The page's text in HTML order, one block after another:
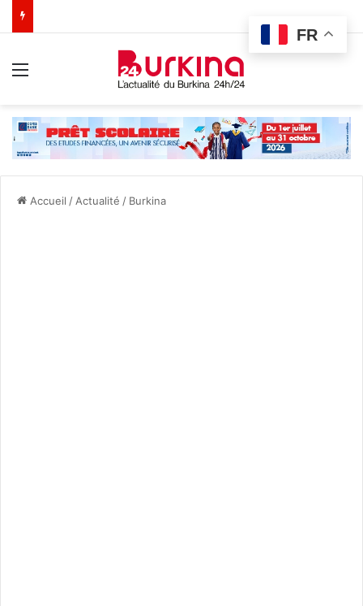
Accueil / Actualité / Burkina
FR